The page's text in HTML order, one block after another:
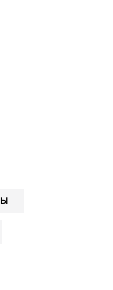
Whatsapp
в Messenger
в LinkedIn